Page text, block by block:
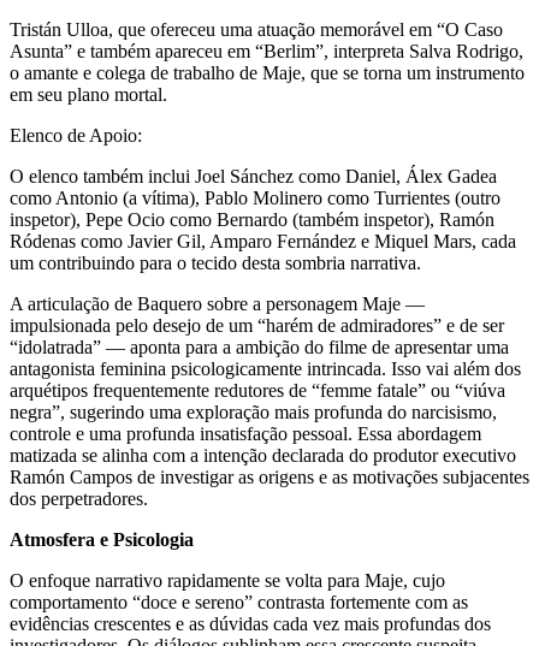
Tristán Ulloa, que ofereceu uma atuação memorável em “O Caso
Asunta” e também apareceu em “Berlim”, interpreta Salva Rodrigo,
o amante e colega de trabalho de Maje, que se torna um instrumento
em seu plano mortal.
Elenco de Apoio:
O elenco também inclui Joel Sánchez como Daniel, Álex Gadea
como Antonio (a vítima), Pablo Molinero como Turrientes (outro
inspetor), Pepe Ocio como Bernardo (também inspetor), Ramón
Ródenas como Javier Gil, Amparo Fernández e Miquel Mars, cada
um contribuindo para o tecido desta sombria narrativa.
A articulação de Baquero sobre a personagem Maje —
impulsionada pelo desejo de um “harém de admiradores” e de ser
“idolatrada” — aponta para a ambição do filme de apresentar uma
antagonista feminina psicologicamente intrincada. Isso vai além dos
arquétipos frequentemente redutores de “femme fatale” ou “viúva
negra”, sugerindo uma exploração mais profunda do narcisismo,
controle e uma profunda insatisfação pessoal. Essa abordagem
matizada se alinha com a intenção declarada do produtor executivo
Ramón Campos de investigar as origens e as motivações subjacentes
dos perpetradores.
Atmosfera e Psicologia
O enfoque narrativo rapidamente se volta para Maje, cujo
comportamento “doce e sereno” contrasta fortemente com as
evidências crescentes e as dúvidas cada vez mais profundas dos